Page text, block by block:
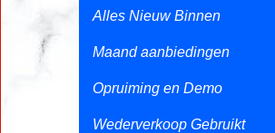
Alles Nieuw Binnen
Maand aanbiedingen
Opruiming en Demo
Wederverkoop Gebruikt